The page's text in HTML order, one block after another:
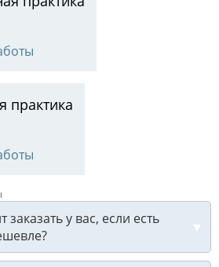
практика
заказать у вас, если есть